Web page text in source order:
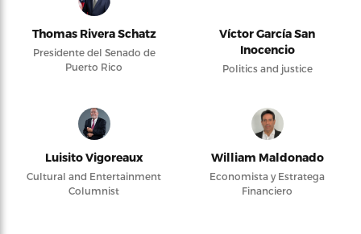
Thomas Rivera Schatz
Presidente del Senado de
Puerto Rico
Víctor García San
Inocencio
Politics and justice
Luisito Vigoreaux
Cultural and Entertainment
Columnist
William Maldonado
Economista y Estratega
Financiero